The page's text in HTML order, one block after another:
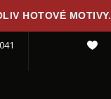
HOTOVÉ MOTIVY.